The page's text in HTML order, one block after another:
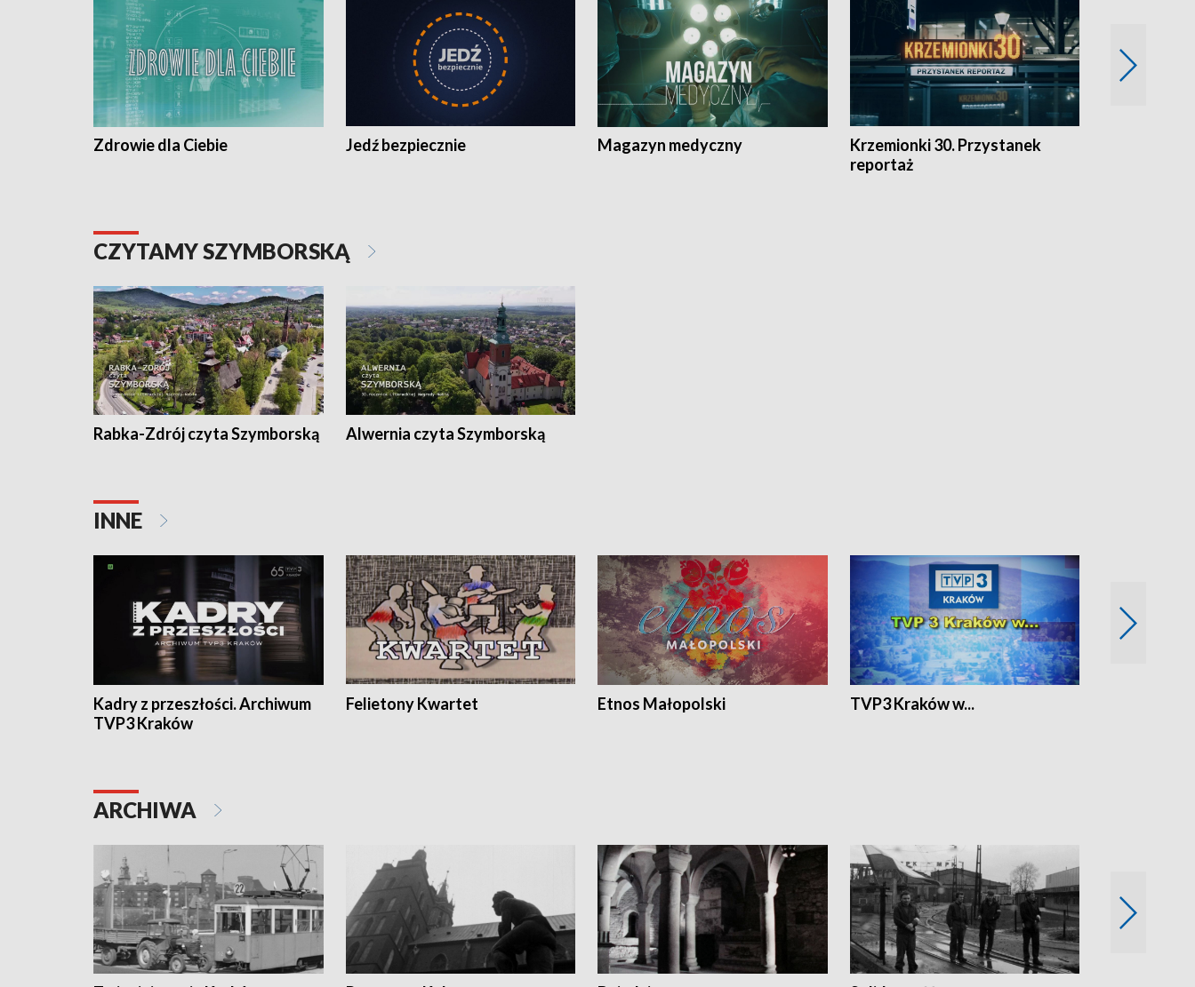
Zdrowie dla Ciebie Jedź bezpiecznie Magazyn medyczny
Krzemionki 30. Przystanek
reportaż
CZYTAMY SZYMBORSKĄ
Rabka-Zdrój czyta Szymborską Alwernia czyta Szymborską
INNE
Kadry z przeszłości. Archiwum
TVP3 Kraków
Felietony Kwartet Etnos Małopolski TVP3 Kraków w...
ARCHIWA